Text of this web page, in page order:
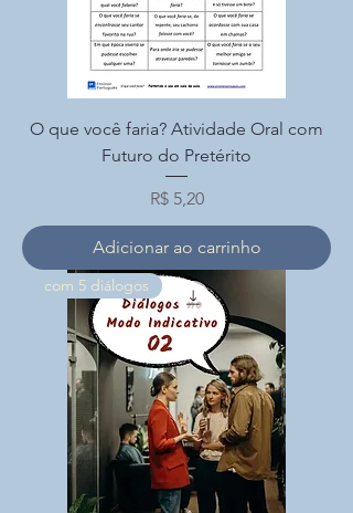
O que você faria? Atividade Oral com
Futuro do Pretérito
Preço
R$ 5,20
Adicionar ao carrinho
com 5 diálogos